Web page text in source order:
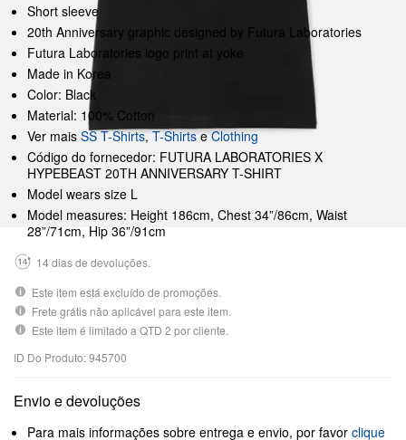
Short sleeve
20th Anniversary graphic designed by Futura Laboratories
Futura Laboratories logo print at yoke
Made in Korea
Color: Black
Material: 100% Cotton
Ver mais SS T-Shirts,T-ShirtseClothing
Código do fornecedor: FUTURA LABORATORIES X
HYPEBEAST 20TH ANNIVERSARY T-SHIRT
Model wears size L
Model measures: Height 186cm, Chest 34”/86cm, Waist
28”/71cm, Hip 36”/91cm
14 dias de devoluções.
Este item está excluído de promoções.
Frete grátis não aplicável para este item.
Este item é limitado a QTD 2 por cliente.
ID Do Produto: 945700
Envio e devoluções
Para mais informações sobre entrega e envio, por favor clique